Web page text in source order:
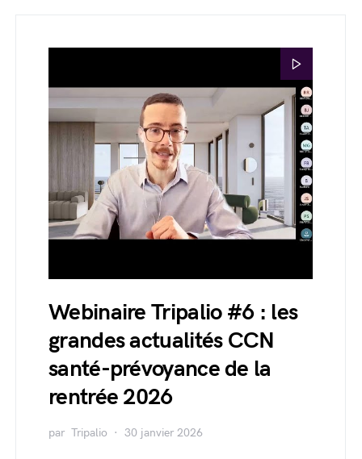
Webinaire Tripalio #6 : les
grandes actualités CCN
santé-prévoyance de la
rentrée 2026
par Tripalio 30 janvier 2026